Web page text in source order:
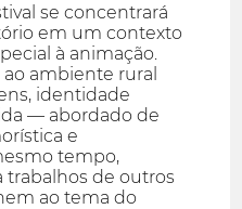
se concentrará
em um contexto
à animação.
ambiente rural
identidade
— abordado de
e
tempo,
trabalhos de outros
ao tema do